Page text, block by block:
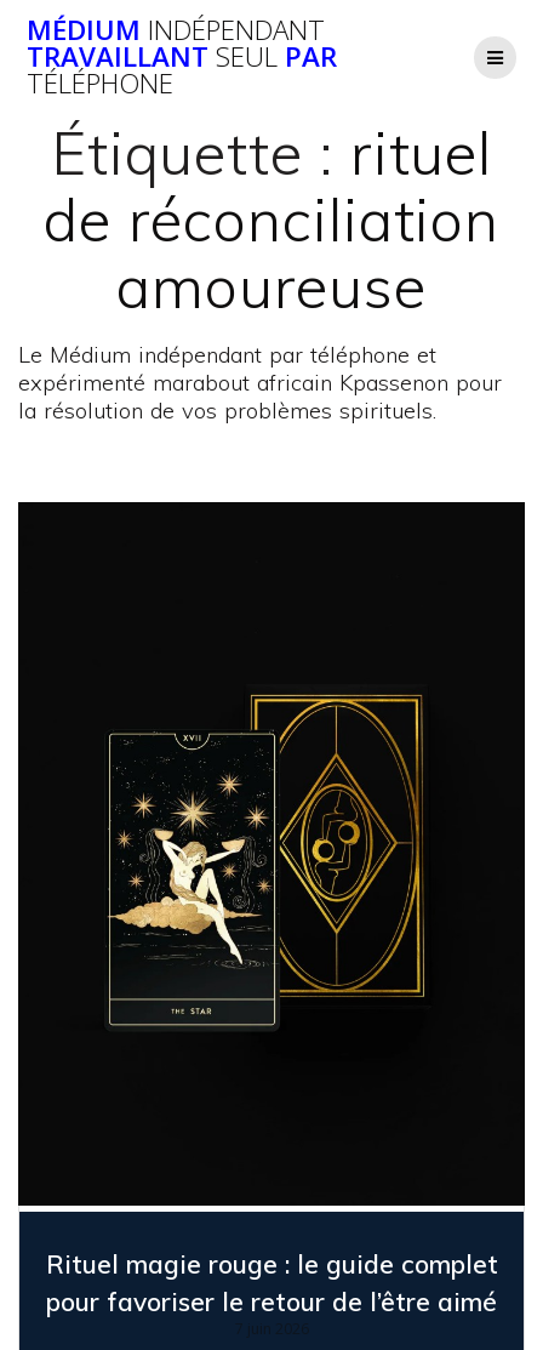
au
contenu
MÉDIUM INDÉPENDANT
TRAVAILLANT SEUL PAR
TÉLÉPHONE
Étiquette : rituel
de réconciliation
amoureuse
Le Médium indépendant par téléphone et
expérimenté marabout africain Kpassenon pour
la résolution de vos problèmes spirituels.
Rituel magie rouge : le guide complet
pour favoriser le retour de l’être aimé